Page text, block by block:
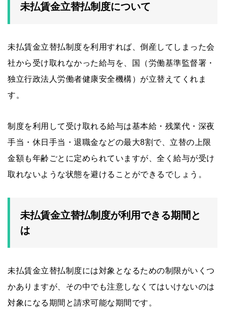
未払賃金立替払制度について
未払賃金立替払制度を利用すれば、倒産してしまった会
社から受け取れなかった給与を、国（労働基準監督署・
独立行政法人労働者健康安全機構）が立替えてくれま
す。
制度を利用して受け取れる給与は基本給・残業代・深夜
手当・休日手当・退職金などの最大8割で、立替の上限
金額も年齢ごとに定められていますが、全く給与が受け
取れないような状態を避けることができるでしょう。
未払賃金立替払制度が利用できる期間と
は
未払賃金立替払制度には対象となるための制限がいくつ
かありますが、その中でも注意しなくてはいけないのは
対象になる期間と請求可能な期間です。